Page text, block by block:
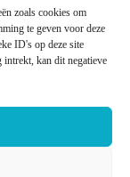
zoals cookies om
te geven voor deze
ID's op deze site
intrekt, kan dit negatieve
€15.00
Dit
product
optie